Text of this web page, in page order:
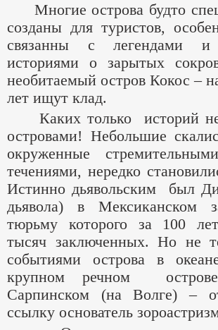
Многие острова будто
созданы для туристов,
связанны с легендами и
историями о зарытых
необитаемый остров Кокос –
лет ищут клад.
Каких только историй не
островами! Небольшие
окруженные
течениями, нередко
Истинно дьявольским был
дьявола) в Мексиканском
тюрьму которого за 100
тысяч заключенных. Но не
событиями острова в
крупном речном
Сарпинском (на Волге) –
ссылку основатель